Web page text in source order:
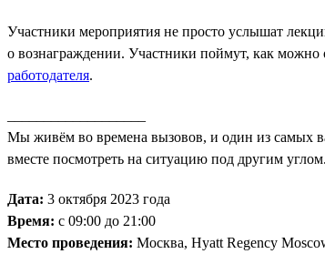
Участники мероприятия не просто услышат
о вознаграждении. Участники поймут, как можно
работодателя.
Мы живём во времена вызовов, и один из самых
вместе посмотреть на ситуацию под другим
Дата: 3 октября 2023 года
Время: с 09:00 до 21:00
Место проведения: Москва, Hyatt Regency